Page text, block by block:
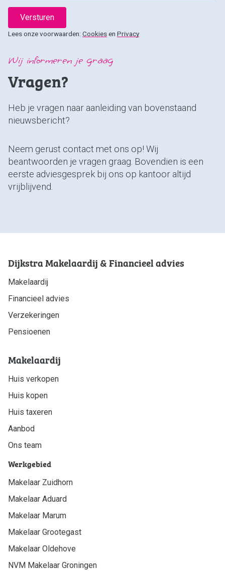
Versturen
Lees onze voorwaarden: Cookiesen Privacy
Wij informeren je graag
Vragen?
Heb je vragen naar aanleiding van bovenstaand
nieuwsbericht?
Neem gerust contact met ons op! Wij
beantwoorden je vragen graag. Bovendien is een
eerste adviesgesprek bij ons op kantoor altijd
vrijblijvend.
Dijkstra Makelaardij & Financieel advies
Makelaardij
Financieel advies
Verzekeringen
Pensioenen
Makelaardij
Huis verkopen
Huis kopen
Huis taxeren
Aanbod
Ons team
Werkgebied
Makelaar Zuidhorn
Makelaar Aduard
Makelaar Marum
Makelaar Grootegast
Makelaar Oldehove
NVM Makelaar Groningen